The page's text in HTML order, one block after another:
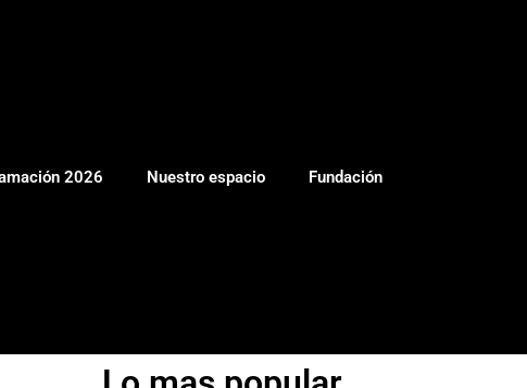
2026 Nuestro espacio Fundación